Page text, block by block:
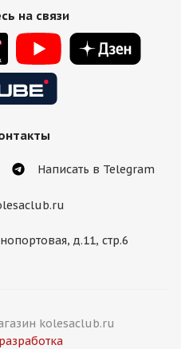
на связи
Написать в Telegram
д.11, стр.6
kolesaclub.ru